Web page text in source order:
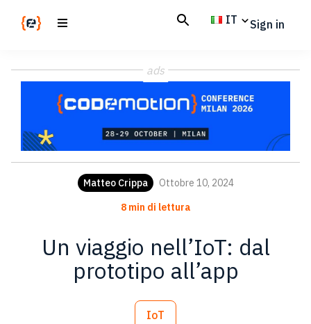
Magazine
code
IT Sign in
ads
Matteo Crippa
Ottobre 10, 2024
8 min di lettura
Un viaggio nell’IoT: dal
prototipo all’app
IoT